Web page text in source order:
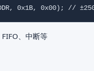
FIFO、中断等